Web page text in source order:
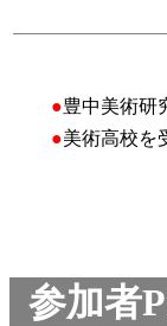
●豊中美術研
●美術高校を
参加者